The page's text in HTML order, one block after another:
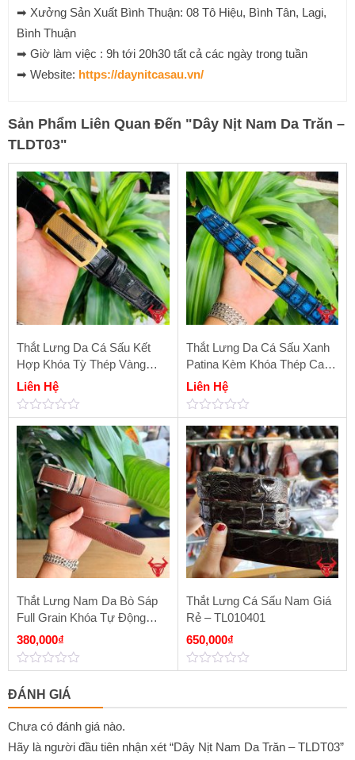
➡ Xưởng Sản Xuất Bình Thuận: 08 Tô Hiệu, Bình Tân, Lagi,
Bình Thuận
➡ Giờ làm việc : 9h tới 20h30 tất cả các ngày trong tuần
➡ Website: https://daynitcasau.vn/
Sản Phẩm Liên Quan Đến "Dây Nịt Nam Da Trăn –
TLDT03"
Thắt Lưng Da Cá Sấu Kết
Hợp Khóa Tỳ Thép Vàng
Cao Cấp TSK33
Liên Hệ
0
out
of
5
Thắt Lưng Da Cá Sấu Xanh
Patina Kèm Khóa Thép Cao
Cấp TSK33
Liên Hệ
0
out
of
5
Thắt Lưng Nam Da Bò Sáp
Full Grain Khóa Tự Động
TLK54 Màu Nâu
380,000₫
0
out
of
5
Thắt Lưng Cá Sấu Nam Giá
Rẻ – TL010401
650,000₫
0
5
ĐÁNH GIÁ
Chưa có đánh giá nào.
Hãy là người đầu tiên nhận xét “Dây Nịt Nam Da Trăn – TLDT03”